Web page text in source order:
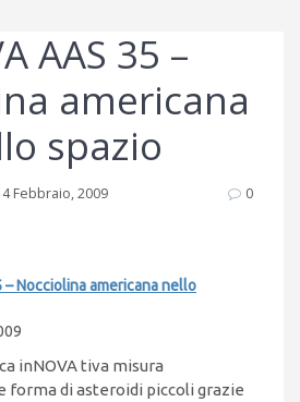
AAS 35 –
americana
spazio
Febbraio, 2009 0
– Nocciolina americana nello
inNOVA tiva misura
forma di asteroidi piccoli grazie